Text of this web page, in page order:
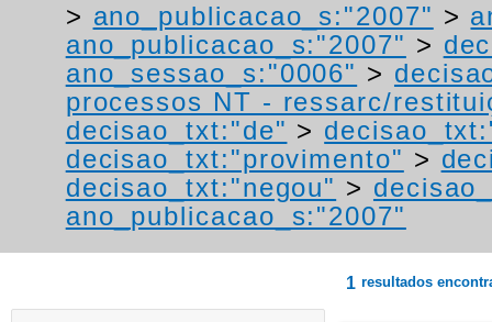
> ano_publicacao_s:"2007" >
ano_publicacao_s:"2007" >
ano_sessao_s:"0006" >
processos NT - ressarc/
decisao_txt:"de" >
decisao_txt:"provimento" >
decisao_txt:"negou" >
ano_publicacao_s:"2007"
1 resultados